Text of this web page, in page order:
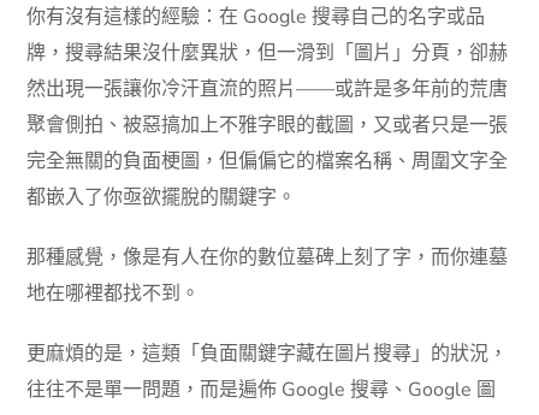
你有沒有這樣的經驗：在 Google 搜尋自己的名字或品
牌，搜尋結果沒什麼異狀，但一滑到「圖片」分頁，卻赫
然出現一張讓你冷汗直流的照片——或許是多年前的荒唐
聚會側拍、被惡搞加上不雅字眼的截圖，又或者只是一張
完全無關的負面梗圖，但偏偏它的檔案名稱、周圍文字全
都嵌入了你亟欲擺脫的關鍵字。
那種感覺，像是有人在你的數位墓碑上刻了字，而你連墓
地在哪裡都找不到。
更麻煩的是，這類「負面關鍵字藏在圖片搜尋」的狀況，
往往不是單一問題，而是遍佈 Google 搜尋、Google 圖